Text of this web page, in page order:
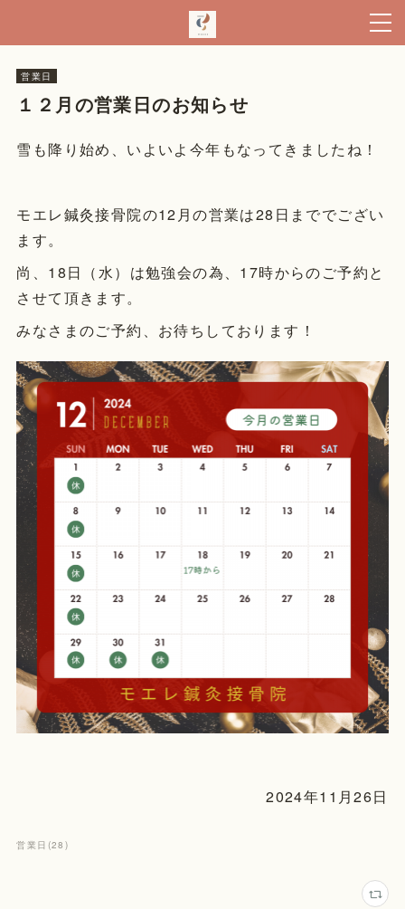
営業日
１２月の営業日のお知らせ
雪も降り始め、いよいよ今年もなってきましたね！
モエレ鍼灸接骨院の12月の営業は28日まででござい
ます。
尚、18日（水）は勉強会の為、17時からのご予約と
させて頂きます。
みなさまのご予約、お待ちしております！
2024年11月26日
営業日 (28 )